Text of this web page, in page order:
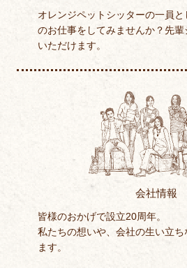
オレンジペットシッターの一員
のお仕事をしてみませんか？先
いただけます。
会社情報
皆様のおかげで設立20周年。
私たちの想いや、会社の生い立
ます。